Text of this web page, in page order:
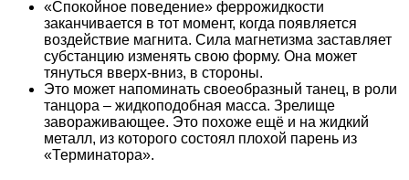
«Спокойное поведение» феррожидкости
заканчивается в тот момент, когда появляется
воздействие магнита. Сила магнетизма заставляет
субстанцию изменять свою форму. Она может
тянуться вверх-вниз, в стороны.
Это может напоминать своеобразный танец, в роли
танцора – жидкоподобная масса. Зрелище
завораживающее. Это похоже ещё и на жидкий
металл, из которого состоял плохой парень из
«Терминатора».